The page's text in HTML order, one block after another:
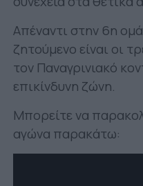
Απέναντι στην 6η
ζητούμενο είναι οι
τον Παναγρινιακό
επικίνδυνη ζώνη.
Μπορείτε να
αγώνα παρακάτω: